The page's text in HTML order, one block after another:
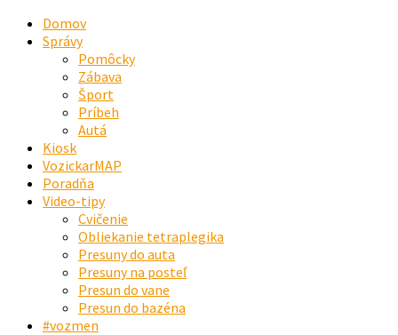
Domov
Správy
Pomôcky
Zábava
Šport
Príbeh
Autá
Kiosk
VozickarMAP
Poradňa
Video-tipy
Cvičenie
Obliekanie tetraplegika
Presuny do auta
Presuny na posteľ
Presun do vane
Presun do bazéna
#vozmen